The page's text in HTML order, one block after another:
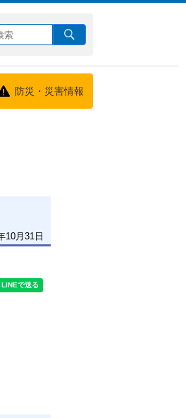
防災・災害情報
10月31日